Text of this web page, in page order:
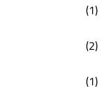
(1)
(2)
(1)